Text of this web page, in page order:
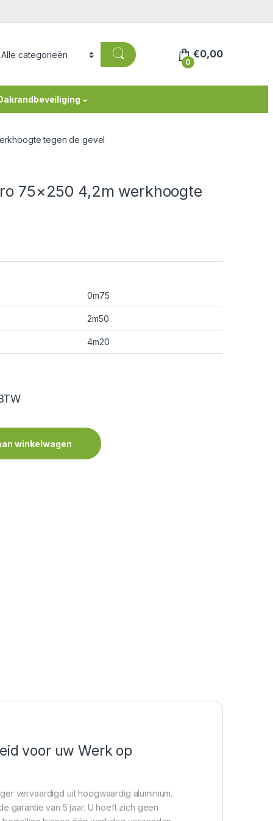
0
€0,00
tegen de gevel
75×250 4,2m werkhoogte
0m75
2m50
4m20
winkelwagen
voor uw Werk op
vervaardigd uit hoogwaardig aluminium.
garantie van 5 jaar. U hoeft zich geen